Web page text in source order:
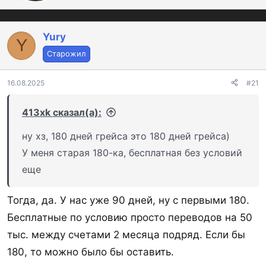
000 ₽ покупки в месяц;
от 2 000 000 ₽ суммарный баланс и хотя бы
от 4 000 000 ₽ суммарный баланс и
пополнение карты на любую сумму;
от 250 000 ₽ зарплата на карту банка и от 50
000 ₽ покупки в месяц.
р
Y Yury
Старожил
16.08.2025 #21
413xk сказал(а):
ну хз, 180 дней грейса это 180 дней грейса)
У меня старая 180-ка, бесплатная без условий
еще
Тогда, да. У нас уже 90 дней, ну с первыми 180.
Бесплатные по условию просто переводов на 50
тыс. между счетами 2 месяца подряд. Если бы
180, то можно было бы оставить.